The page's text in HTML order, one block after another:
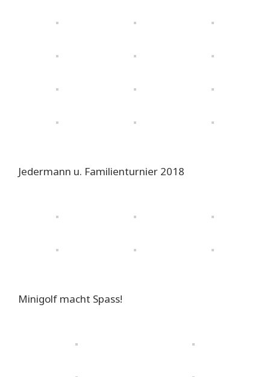
Jedermann u. Familienturnier 2018
Minigolf macht Spass!